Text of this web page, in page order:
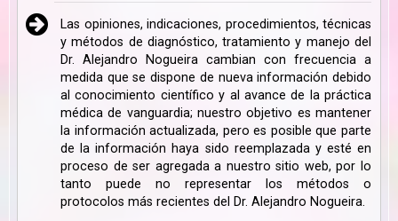
Las opiniones, indicaciones, procedimientos, técnicas
y métodos de diagnóstico, tratamiento y manejo del
Dr. Alejandro Nogueira cambian con frecuencia a
medida que se dispone de nueva información debido
al conocimiento científico y al avance de la práctica
médica de vanguardia; nuestro objetivo es mantener
la información actualizada, pero es posible que parte
de la información haya sido reemplazada y esté en
proceso de ser agregada a nuestro sitio web, por lo
tanto puede no representar los métodos o
protocolos más recientes del Dr. Alejandro Nogueira.